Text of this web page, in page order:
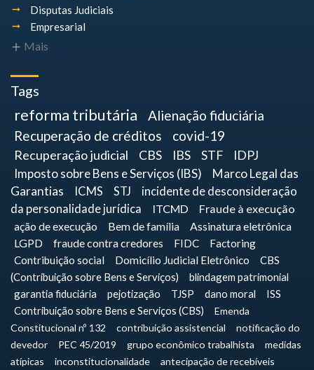
Disputas Judiciais
Empresarial
Mais
Tags
reforma tributária
Alienação fiduciária
Recuperação de créditos
covid-19
Recuperação judicial CBS IBS STF
IDPJ
Imposto sobre Bens e Serviços (IBS)
Marco Legal das
Garantias
ICMS STJ
incidente de desconsideração
da personalidade jurídica
ITCMD
Fraude à execução
ação de execução
Bem de família
Assinatura eletrônica
LGPD
fraude contra credores FIDC
Factoring
Contribuição social
Domicílio Judicial Eletrônico
CBS
(Contribuição sobre Bens e Serviços)
blindagem patrimonial
garantia fiduciária
pejotização TJSP dano moral
ISS
Contribuição sobre Bens e Serviços (CBS)
Emenda
Constitucional nº 132
contribuição assistencial
notificação do
devedor
PEC 45/2019 grupo econômico trabalhista
medidas
atípicas
inconstitucionalidade
antecipação de recebíveis